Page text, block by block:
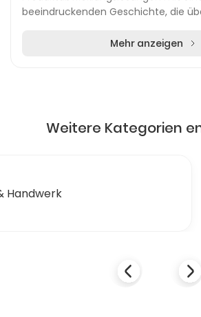
beeindruckenden Geschichte, die
Branche einen Namen gemacht,
Mehr anzeigen
Weitere Kategorien
📚